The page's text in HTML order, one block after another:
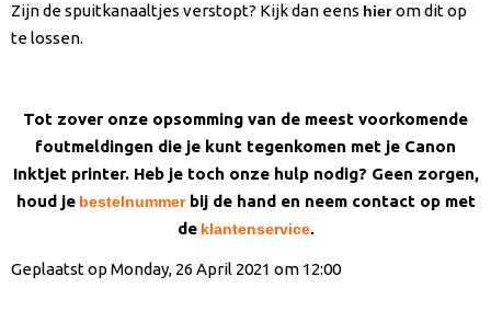
Zijn de spuitkanaaltjes verstopt? Kijk dan eens hier om dit op
te lossen.
Tot zover onze opsomming van de meest voorkomende
foutmeldingen die je kunt tegenkomen met je Canon
Inktjet printer. Heb je toch onze hulp nodig? Geen zorgen,
houd je bestelnummer bij de hand en neem contact op met
de klantenservice.
Geplaatst op Monday, 26 April 2021 om 12:00